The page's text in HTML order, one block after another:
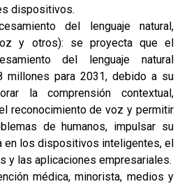
dispositivos.
del lenguaje natural,
y otros): se proyecta que el
del lenguaje natural
millones para 2031, debido a su
la comprensión contextual,
reconocimiento de voz y permitir
de humanos, impulsar su
en los dispositivos inteligentes, el
y las aplicaciones empresariales.
médica, minorista, medios y